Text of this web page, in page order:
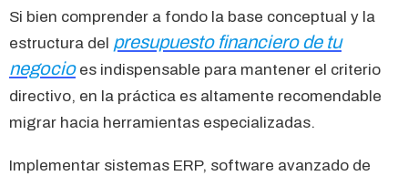
Si bien comprender a fondo la base conceptual y la
estructura del presupuesto financiero de tu
negocioes indispensable para mantener el criterio
directivo, en la práctica es altamente recomendable
migrar hacia herramientas especializadas.
Implementar sistemas ERP, software avanzado de